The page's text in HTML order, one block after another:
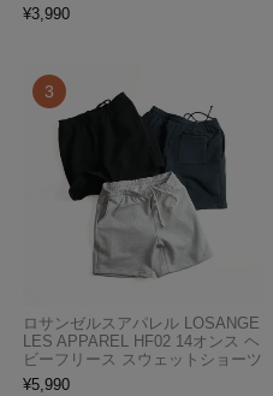
¥3,990
ロサンゼルスアパレル LOSANGE
LES APPAREL HF02 14オンス ヘ
ビーフリース スウェットショーツ
¥5,990